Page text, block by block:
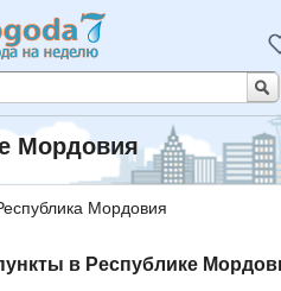
Мордовия
Мордовия
в Республике